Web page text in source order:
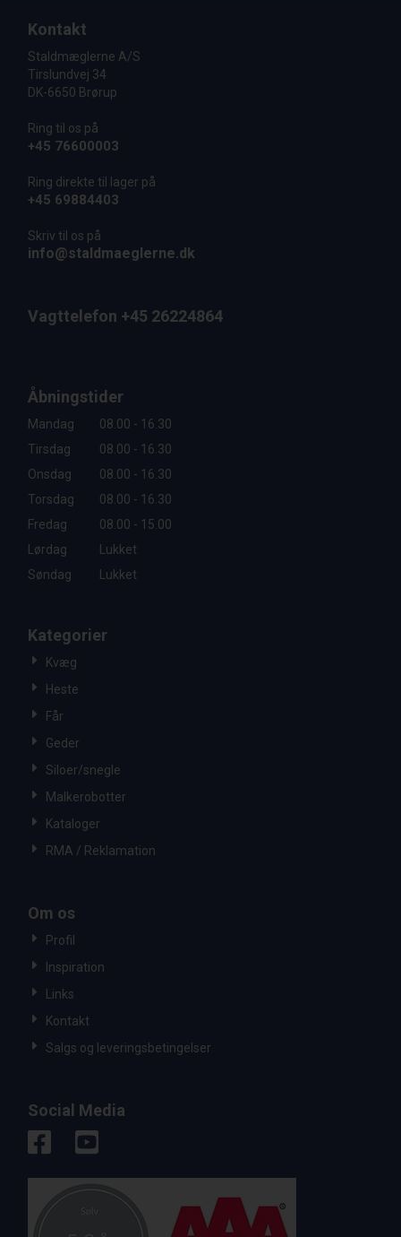
Kontakt
Staldmæglerne A/S
Tirslundvej 34
DK-6650 Brørup
Ring til os på
+45 76600003
Ring direkte til lager på
+45 69884403
Skriv til os på
info@staldmaeglerne.dk
Vagttelefon +45 26224864
Åbningstider
Mandag
08.00 - 16.30
Tirsdag
08.00 - 16.30
Onsdag
08.00 - 16.30
Torsdag
08.00 - 16.30
Fredag
08.00 - 15.00
Lørdag
Lukket
Søndag
Lukket
Kategorier
Kvæg
Heste
Får
Geder
Siloer/snegle
Malkerobotter
Kataloger
RMA / Reklamation
Om os
Profil
Inspiration
Links
Kontakt
Salgs og leveringsbetingelser
Social Media